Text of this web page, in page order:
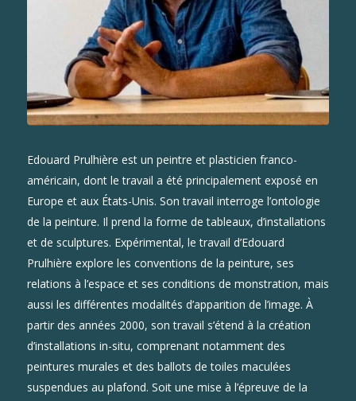
Edouard Prulhière est un peintre et plasticien franco-
américain, dont le travail a été principalement exposé en
Europe et aux États-Unis. Son travail interroge l’ontologie
de la peinture. Il prend la forme de tableaux, d’installations
et de sculptures. Expérimental, le travail d’Edouard
Prulhière explore les conventions de la peinture, ses
relations à l’espace et ses conditions de monstration, mais
aussi les différentes modalités d’apparition de l’image. À
partir des années 2000, son travail s’étend à la création
d’installations in-situ, comprenant notamment des
peintures murales et des ballots de toiles maculées
suspendues au plafond. Soit une mise à l’épreuve de la